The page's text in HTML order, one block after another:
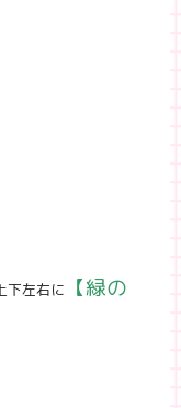
下左右に
【緑の